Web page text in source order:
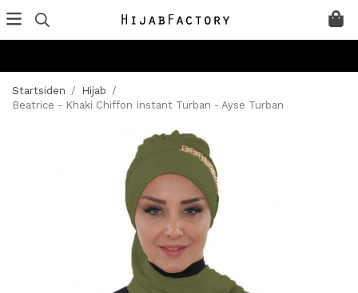
Startsiden / Hijab /
Beatrice - Khaki Chiffon Instant Turban - Ayse Turban